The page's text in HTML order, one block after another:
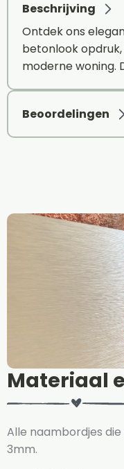
Beschrijving
Ontdek ons
betonlook
moderne woning.
Beoordelingen
Materiaal
Alle naambordjes
3mm.